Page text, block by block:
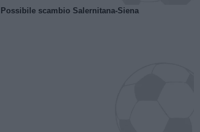
Possibile scambio Salernitana-Siena